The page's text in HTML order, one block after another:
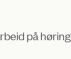
på høring